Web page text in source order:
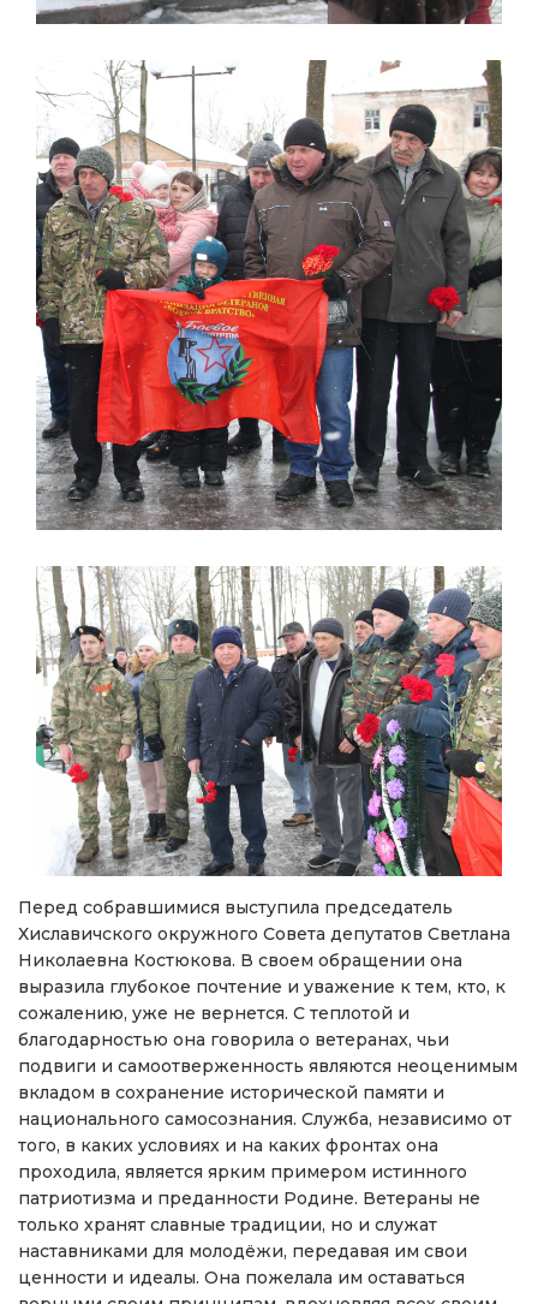
Перед собравшимися выступила председатель
Хиславичского окружного Совета депутатов Светлана
Николаевна Костюкова. В своем обращении она
выразила глубокое почтение и уважение к тем, кто, к
сожалению, уже не вернется. С теплотой и
благодарностью она говорила о ветеранах, чьи
подвиги и самоотверженность являются неоценимым
вкладом в сохранение исторической памяти и
национального самосознания. Служба, независимо от
того, в каких условиях и на каких фронтах она
проходила, является ярким примером истинного
патриотизма и преданности Родине. Ветераны не
только хранят славные традиции, но и служат
наставниками для молодёжи, передавая им свои
ценности и идеалы. Она пожелала им оставаться